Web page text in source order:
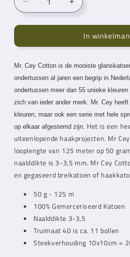
Aantal
verlagen
voor
Cey
Coral
(089)
Aantal
verhogen
voor
Cey
Coral
(089)
In
Mr. Cey Cotton is de mooiste
ondertussen al jaren een begrip in
ondertussen meer dan 55 unieke
zich van ieder ander merk. Mr. Cey
kleuren, maar ook een serie met hele
op elkaar afgestemd zijn. Het is een
uiteenlopende haakprojecten. Mr Cey
looplengte van 125 meter op 50
naalddikte is 3-3,5 mm. Mr Cey
en gegaseerd breikatoen of
50 g - 125 m
100% Gemerceriseerd Katoen
Naalddikte 3-3,5
Truimaat 40 is ca. 11 bollen
Steekverhouding 10x10cm =